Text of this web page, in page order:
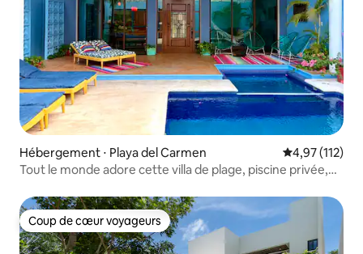
Hébergement ⋅ Playa del Carmen Évaluation
4,97 (112)
Tout le monde adore cette villa de plage, piscine privée,
Coup de cœur voyageurs
Coup de cœur voyageurs